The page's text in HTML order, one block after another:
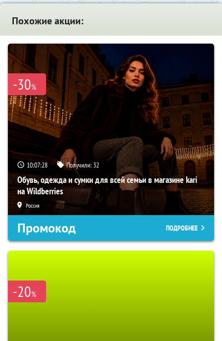
Похожие акции:
-30%
10:07:27 Получили: 32
Обувь, одежда и сумки для всей семьи в магазине kari
на Wildberries
Россия
Промокод ПОДРОБНЕЕ
-20%